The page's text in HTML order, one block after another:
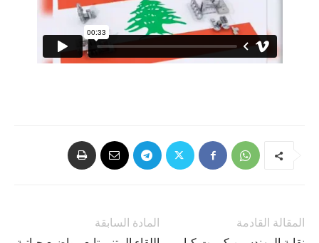
المادة السابقة
المقالة القادمة